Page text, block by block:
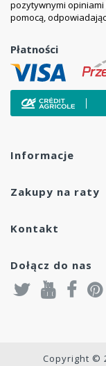
pozytywnymi opiniami
pomocą,
Płatności
Informacje
Zakupy na raty
Kontakt
Dołącz do nas
Copyright ©